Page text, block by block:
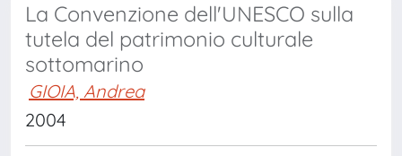
La Convenzione dell'UNESCO sulla
tutela del patrimonio culturale
sottomarino
GIOIA, Andrea
2004